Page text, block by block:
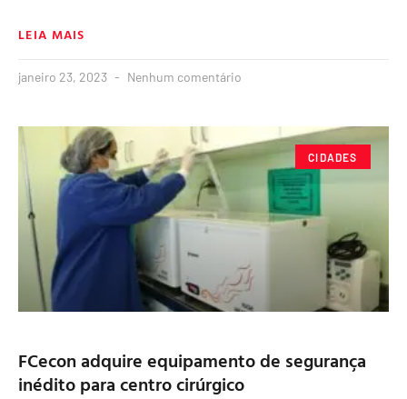
LEIA MAIS
janeiro 23, 2023 Nenhum comentário
CIDADES
FCecon adquire equipamento de segurança
inédito para centro cirúrgico